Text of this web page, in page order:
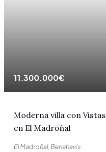
11.300.000€
Moderna villa con
en El Madroñal
El Madroñal, Benahavís